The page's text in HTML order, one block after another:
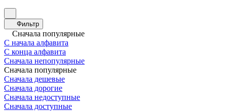
Фильтр
Сначала популярные
С начала алфавита
С конца алфавита
Сначала непопулярные
Сначала популярные
Сначала дешевые
Сначала дорогие
Сначала недоступные
Сначала доступные